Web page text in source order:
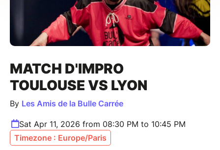
MATCH D'IMPRO
TOULOUSE VS LYON
By Les Amis de la Bulle Carrée
Sat Apr 11, 2026 from 08:30 PM to 10:45 PM
Timezone : Europe/Paris